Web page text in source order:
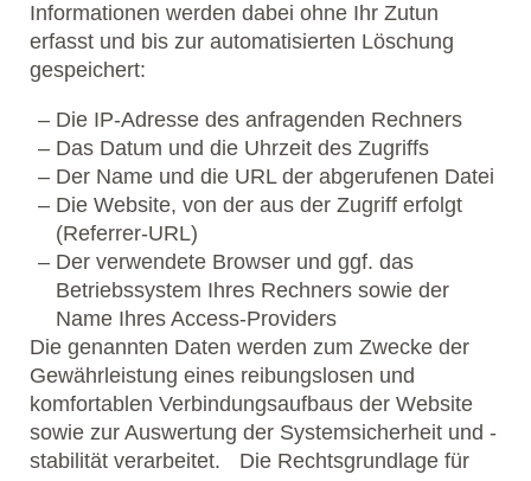
Informationen werden dabei ohne Ihr Zutun
erfasst und bis zur automatisierten Löschung
gespeichert:
Die IP-Adresse des anfragenden Rechners
Das Datum und die Uhrzeit des Zugriffs
Der Name und die URL der abgerufenen Datei
Die Website, von der aus der Zugriff erfolgt
(Referrer-URL)
Der verwendete Browser und ggf. das
Betriebssystem Ihres Rechners sowie der
Name Ihres Access-Providers
Die genannten Daten werden zum Zwecke der
Gewährleistung eines reibungslosen und
komfortablen Verbindungsaufbaus der Website
sowie zur Auswertung der Systemsicherheit und -
stabilität verarbeitet. Die Rechtsgrundlage für